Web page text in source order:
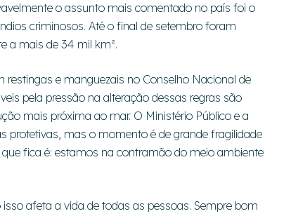
o assunto mais comentado no país foi o
criminosos. Até o final de setembro foram
a mais de 34 mil km².
restingas e manguezais no Conselho Nacional de
pela pressão na alteração dessas regras são
mais próxima ao mar. O Ministério Público e a
protetivas, mas o momento é de grande fragilidade
fica é: estamos na contramão do meio ambiente
afeta a vida de todas as pessoas. Sempre bom